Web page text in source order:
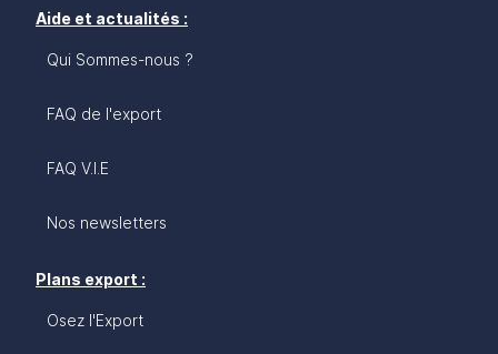
Aide et actualités :
Qui Sommes-nous ?
FAQ de l'export
FAQ V.I.E
Nos newsletters
Plans export :
Osez l'Export